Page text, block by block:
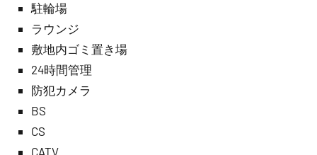
駐輪場
ラウンジ
敷地内ゴミ置き場
24時間管理
防犯カメラ
BS
CS
CATV